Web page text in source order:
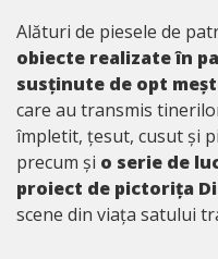
Alături de piesele de
obiecte realizate în
susținute de opt
care au transmis
împletit, țesut, cusut și
precum și o serie de
proiect de pictorița
scene din viața satului